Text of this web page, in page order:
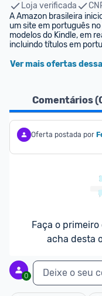
Loja verificada
A Amazon brasileira
um site em português
modelos do Kindle, em
incluindo títulos em
Ver mais ofertas
Comentários (
Oferta postada por
Faça o
acha desta
0 Deixe o seu